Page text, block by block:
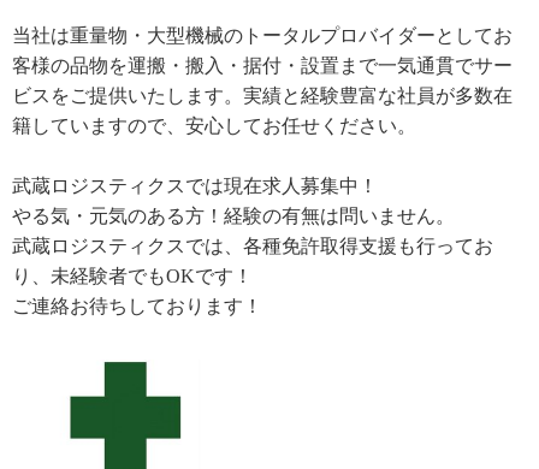
当社は重量物・大型機械のトータルプロバイダーとしてお
客様の品物を運搬・搬入・据付・設置まで一気通貫でサー
ビスをご提供いたします。実績と経験豊富な社員が多数在
籍していますので、安心してお任せください。
武蔵ロジスティクスでは現在求人募集中！
やる気・元気のある方！経験の有無は問いません。
武蔵ロジスティクスでは、各種免許取得支援も行ってお
り、未経験者でもOKです！
ご連絡お待ちしております！